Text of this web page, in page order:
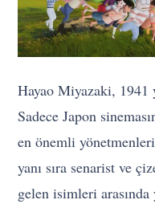
Hayao Miyazaki, 1941
Sadece Japon
en önemli
yanı sıra senarist ve
gelen isimleri